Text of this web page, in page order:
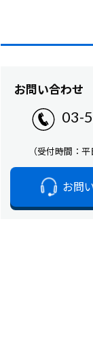
お問い合わせ
03-
（受付時間：
お問